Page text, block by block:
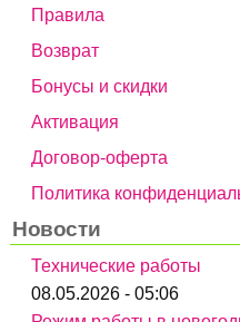
Правила
Возврат
Бонусы и скидки
Активация
Договор-оферта
Политика
Новости
Технические работы
08.05.2026 - 05:06